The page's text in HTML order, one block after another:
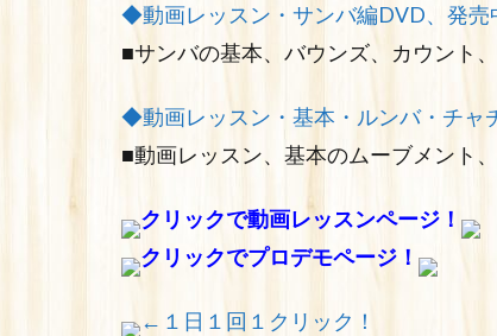
◆動画レッスン・サンバ編DVD、発
■サンバの基本、バウンズ、カウント
◆動画レッスン・基本・ルンバ・チ
■動画レッスン、基本のムーブメント
クリックで動画レッスンページ！
クリックでプロデモページ！
←１日１回１クリック！